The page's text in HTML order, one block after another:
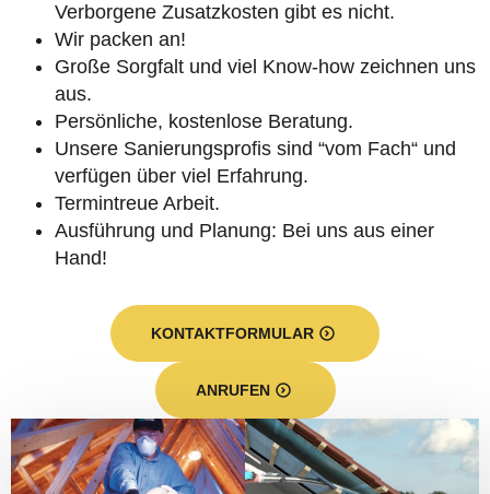
Verborgene Zusatzkosten gibt es nicht.
Wir packen an!
Große Sorgfalt und viel Know-how zeichnen uns
aus.
Persönliche, kostenlose Beratung.
Unsere Sanierungsprofis sind “vom Fach“ und
verfügen über viel Erfahrung.
Termintreue Arbeit.
Ausführung und Planung: Bei uns aus einer
Hand!
KONTAKTFORMULAR
ANRUFEN